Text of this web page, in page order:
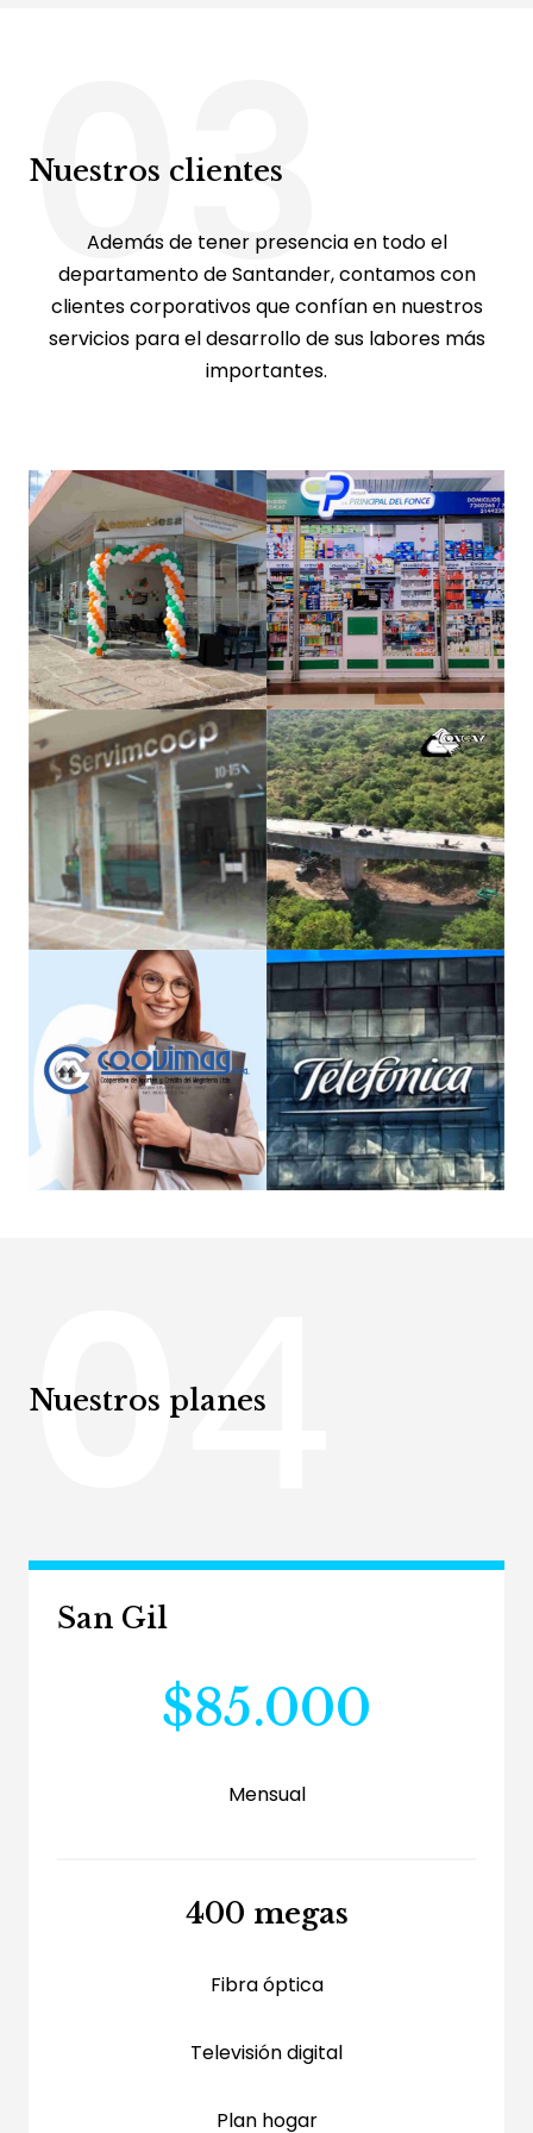
03
Nuestros clientes
Además de tener presencia en todo el
departamento de Santander, contamos con
clientes corporativos que confían en nuestros
servicios para el desarrollo de sus labores más
importantes.
04
Nuestros planes
San Gil
$85.000
Mensual
400 megas
Fibra óptica
Televisión digital
Plan hogar